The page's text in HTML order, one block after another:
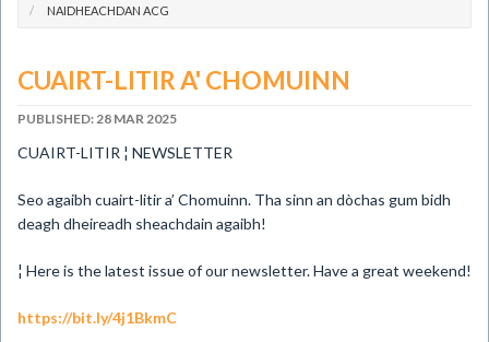
NAIDHEACHDAN ACG
CUAIRT-LITIR A' CHOMUINN
PUBLISHED: 28 MAR 2025
​CUAIRT-LITIR ¦ NEWSLETTER
Seo agaibh cuairt-litir a’ Chomuinn. Tha sinn an dòchas gum bidh
deagh dheireadh sheachdain agaibh!
¦ Here is the latest issue of our newsletter. Have a great weekend!
https://bit.ly/4j1BkmC